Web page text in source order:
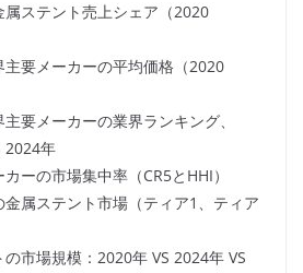
属ステント売上シェア（2020
主要メーカーの平均価格（2020
要メーカーの業界ランキング、
2024年
ーの市場集中率（CR5とHHI）
金属ステント市場（ティア1、ティア
の市場規模：2020年 VS 2024年 VS